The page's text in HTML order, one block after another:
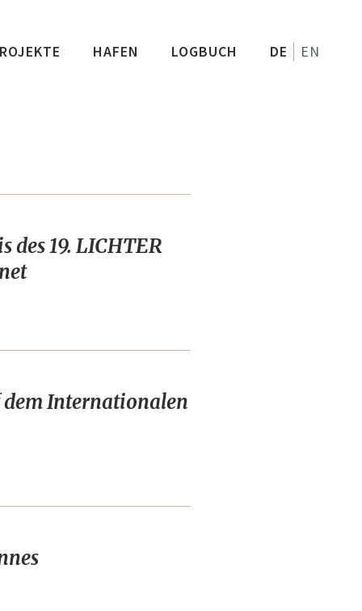
HAFEN LOGBUCH DE EN
des 19. LICHTER
dem Internationalen